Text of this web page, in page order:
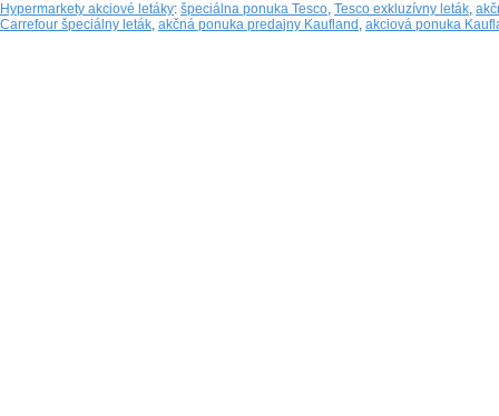
Hypermarkety akciové letáky: špeciálna ponuka Tesco, Tesco exkluzívny leták,
Carrefour špeciálny leták, akčná ponuka predajny Kaufland , akciová ponuka